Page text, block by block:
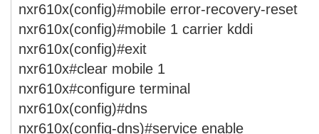
nxr610x(config)#mobile error-recovery-reset
nxr610x(config)#mobile 1 carrier kddi
nxr610x(config)#exit
nxr610x#clear mobile 1
nxr610x#configure terminal
nxr610x(config)#dns
nxr610x(config-dns)#service enable